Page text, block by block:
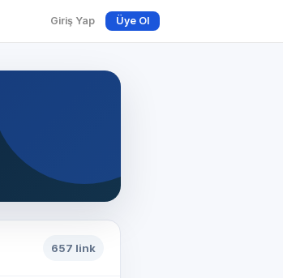
Giriş Yap Üye Ol
657 link